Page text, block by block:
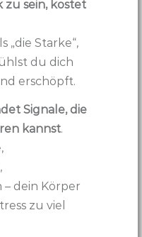
zu sein, kostet
„die Starke“,
du dich
erschöpft.
Signale, die
kannst.
dein Körper
zu viel